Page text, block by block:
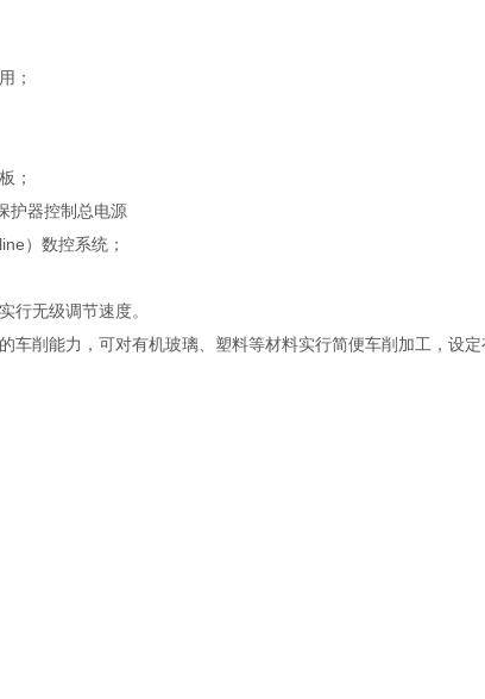
；
；
护器控制总电源
）数控系统；
行无级调节速度。
车削能力，可对有机玻璃、塑料等材料实行简便车削加工，设